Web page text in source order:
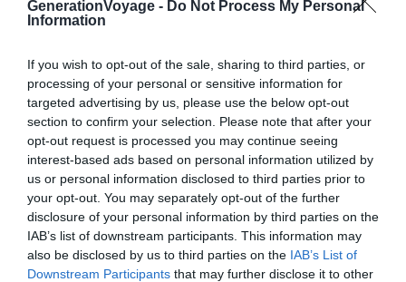
GenerationVoyage - Do Not Process My Personal
Information
If you wish to opt-out of the sale, sharing to third parties, or
processing of your personal or sensitive information for
targeted advertising by us, please use the below opt-out
section to confirm your selection. Please note that after your
opt-out request is processed you may continue seeing
interest-based ads based on personal information utilized by
us or personal information disclosed to third parties prior to
your opt-out. You may separately opt-out of the further
disclosure of your personal information by third parties on the
IAB’s list of downstream participants. This information may
also be disclosed by us to third parties on the IAB’s List of
Downstream Participants that may further disclose it to other
Crédit photo :
Budget: €€€€
Le plus du logement: un confort sans égal pour
vos vacances
Profitez du grand air de la montagne grâce à ce
fabuleux Airbnb aux Orres. Cette maison de charme se
dresse à près de 2000 mètres d’altitude, au cœur des